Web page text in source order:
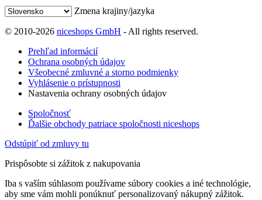
Zmena krajiny/jazyka
© 2010-2026 niceshops GmbH - All rights reserved.
Prehľad informácií
Ochrana osobných údajov
Všeobecné zmluvné a storno podmienky
Vyhlásenie o prístupnosti
Nastavenia ochrany osobných údajov
Spoločnosť
Ďalšie obchody patriace spoločnosti niceshops
Odstúpiť od zmluvy tu
Prispôsobte si zážitok z nakupovania
Iba s vaším súhlasom používame súbory cookies a iné technológie,
aby sme vám mohli ponúknuť personalizovaný nákupný zážitok.